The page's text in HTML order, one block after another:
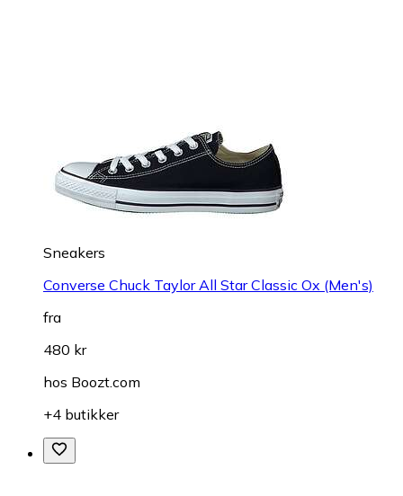
Sneakers
Converse Chuck Taylor All Star Classic Ox (Men's)
fra
480 kr
hos Boozt.com
+4 butikker